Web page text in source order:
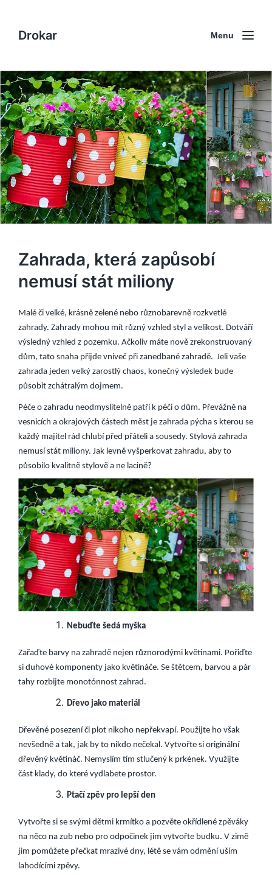
Drokar Menu
Zahrada, která zapůsobí
nemusí stát miliony
Malé či velké, krásně zelené nebo různobarevně rozkvetlé
zahrady. Zahrady mohou mít různý vzhled styl a velikost. Dotváří
výsledný vzhled z pozemku. Ačkoliv máte nově zrekonstruovaný
dům, tato snaha přijde vniveč při zanedbané zahradě. Jeli vaše
zahrada jeden velký zarostlý chaos, konečný výsledek bude
působit zchátralým dojmem.
Péče o zahradu neodmyslitelně patří k péči o dům. Převážně na
vesnicích a okrajových částech měst je zahrada pýcha s kterou se
každý majitel rád chlubí před přáteli a sousedy. Stylová zahrada
nemusí stát miliony. Jak levně vyšperkovat zahradu, aby to
působilo kvalitně stylově a ne lacině?
Nebuďte šedá myška
Zařaďte barvy na zahradě nejen různorodými květinami. Pořiďte
si duhové komponenty jako květináče. Se štětcem, barvou a pár
tahy rozbijte monotónnost zahrad.
Dřevo jako materiál
Dřevěné posezení či plot nikoho nepřekvapí. Použijte ho však
nevšedně a tak, jak by to nikdo nečekal. Vytvořte si originální
dřevěný květináč. Nemyslím tím stlučený k prkének. Využijte
část klady, do které vydlabete prostor.
Ptačí zpěv pro lepší den
Vytvořte si se svými dětmi krmítko a pozvěte okřídlené zpěváky
na něco na zub nebo pro odpočinek jim vytvořte budku. V zimě
jim pomůžete přečkat mrazivé dny, létě se vám odmění uším
lahodícími zpěvy.